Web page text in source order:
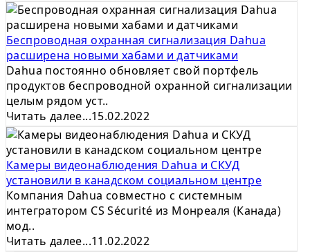
Беспроводная охранная сигнализация Dahua
расширена новыми хабами и датчиками
Dahua постоянно обновляет свой портфель
продуктов беспроводной охранной сигнализации
целым рядом уст..
Читать далее...15.02.2022
Камеры видеонаблюдения Dahua и СКУД
установили в канадском социальном центре
Компания Dahua совместно с системным
интегратором CS Sécurité из Монреаля (Канада)
мод..
Читать далее...11.02.2022